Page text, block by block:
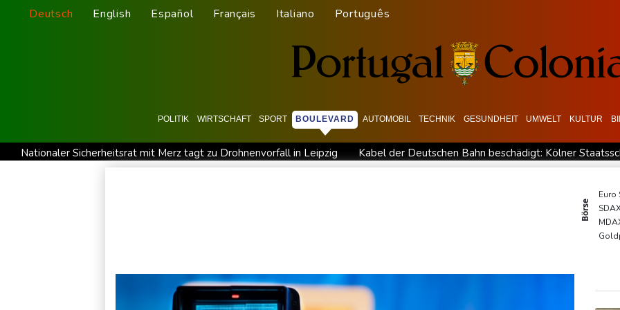
Deutsch English Español Français Italiano Português
POLITIK WIRTSCHAFT SPORT BOULEVARD AUTOMOBIL TECHNIK GESUNDHEIT UMWELT KULTUR
Nationaler Sicherheitsrat mit Merz tagt zu Drohnenvorfall in Leipzig
Kabel der Deutschen Bahn beschädigt: Kölner
Verurteilte Linksextremistin: Bundesgerichtshof bestätigt
Medien: Türkischer Präsident Erdogan zu Dreiergipfel in
Weniger Falschgeld im ersten
Börse
Euro